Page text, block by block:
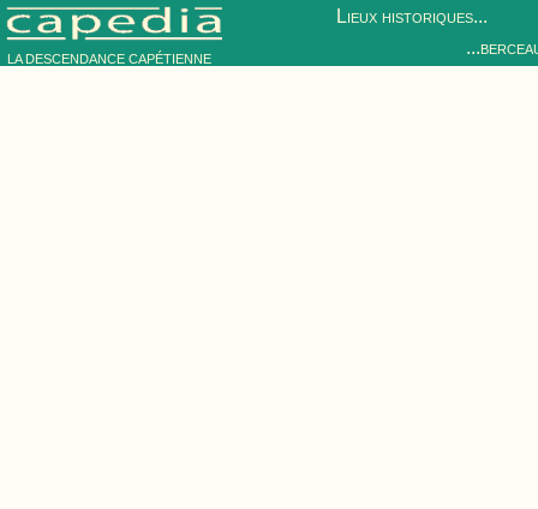
LA DESCENDANCE CAPÉTIENNE
Lieux historiques...